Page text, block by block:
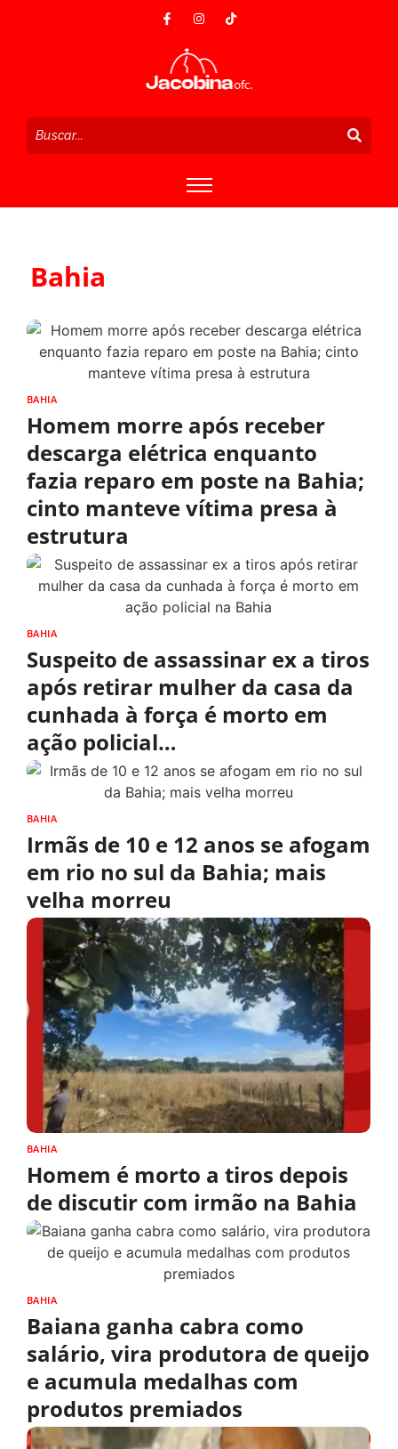
Bahia
BAHIA
Homem morre após receber
descarga elétrica enquanto
fazia reparo em poste na Bahia;
cinto manteve vítima presa à
estrutura
BAHIA
Suspeito de assassinar ex a tiros
após retirar mulher da casa da
cunhada à força é morto em
ação policial…
BAHIA
Irmãs de 10 e 12 anos se afogam
em rio no sul da Bahia; mais
velha morreu
BAHIA
Homem é morto a tiros depois
de discutir com irmão na Bahia
BAHIA
Baiana ganha cabra como
salário, vira produtora de queijo
e acumula medalhas com
produtos premiados